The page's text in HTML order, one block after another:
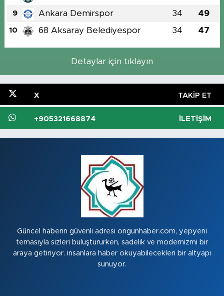
9 Ankara Demirspor 34 49
10 68 Aksaray Belediyespor 34 47
Detaylar için tıklayın
X TAKIP ET
+905321668874 İLETIŞIM
Güncel haberin güvenli adresi ongunhaber.com, yepyeni
temasıyla sizleri buluştururken, sadelik ve modernizmi bir
araya getiriyor. insanlara haber okuyabilecekleri bir altyapı
sunuyor.